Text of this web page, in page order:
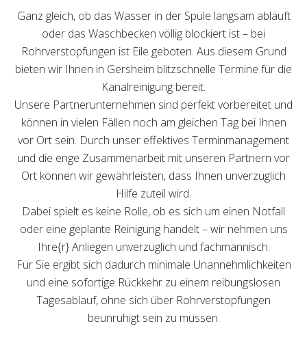
Ganz gleich, ob das Wasser in der Spüle langsam abläuft
oder das Waschbecken völlig blockiert ist – bei
Rohrverstopfungen ist Eile geboten. Aus diesem Grund
bieten wir Ihnen in Gersheim blitzschnelle Termine für die
Kanalreinigung bereit.
Unsere Partnerunternehmen sind perfekt vorbereitet und
können in vielen Fällen noch am gleichen Tag bei Ihnen
vor Ort sein. Durch unser effektives Terminmanagement
und die enge Zusammenarbeit mit unseren Partnern vor
Ort können wir gewährleisten, dass Ihnen unverzüglich
Hilfe zuteil wird.
Dabei spielt es keine Rolle, ob es sich um einen Notfall
oder eine geplante Reinigung handelt – wir nehmen uns
Ihre{r} Anliegen unverzüglich und fachmännisch.
Für Sie ergibt sich dadurch minimale Unannehmlichkeiten
und eine sofortige Rückkehr zu einem reibungslosen
Tagesablauf, ohne sich über Rohrverstopfungen
beunruhigt sein zu müssen.